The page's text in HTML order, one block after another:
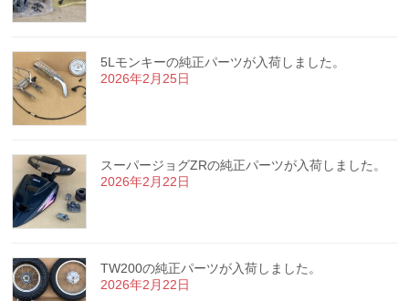
5Lモンキーの純正パーツが入荷しました。
2026年2月25日
スーパージョグZRの純正パーツが入荷しました。
2026年2月22日
TW200の純正パーツが入荷しました。
2026年2月22日